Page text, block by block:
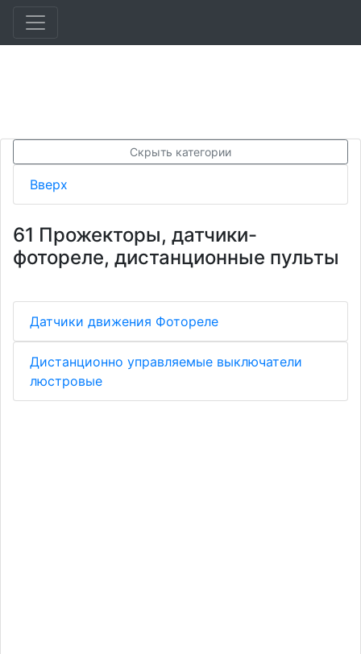
Скрыть категории
Вверх
61 Прожекторы, датчики-
фотореле, дистанционные пульты
Датчики движения Фотореле
Дистанционно управляемые выключатели
люстровые